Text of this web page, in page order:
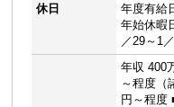
休日
年度有給
年始休暇
／29～1／
年収 400
～程度（
円～程